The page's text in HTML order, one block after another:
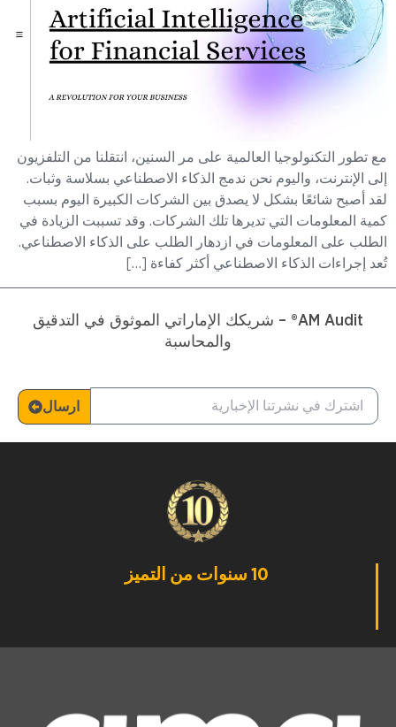
مع تطور التكنولوجيا العالمية على مر السنين، انتقلنا من التلفزيون
إلى الإنترنت، واليوم نحن ندمج الذكاء الاصطناعي بسلاسة وثبات.
لقد أصبح شائعًا بشكل لا يصدق بين الشركات الكبيرة اليوم بسبب
كمية المعلومات التي تديرها تلك الشركات. وقد تسببت الزيادة في
الطلب على المعلومات في ازدهار الطلب على الذكاء الاصطناعي.
تُعد إجراءات الذكاء الاصطناعي أكثر كفاءة […]
AM Audit® – شريكك الإماراتي الموثوق في التدقيق
والمحاسبة
ارسال
10 سنوات من التميز